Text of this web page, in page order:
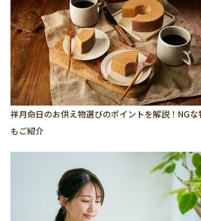
祥月命日のお供え物選びのポイントを解説！NG
もご紹介